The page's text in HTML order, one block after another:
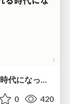
0 420